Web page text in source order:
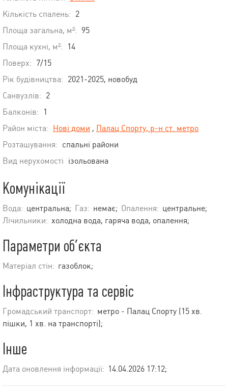
Кількість спалень: 2
Площа загальна, м²: 95
Площа кухні, м²:
14
Поверх: 7/15
Рік будівництва: 2021-2025, новобуд
Санвузлів: 2
Балконів:
1
Район міста: Нові доми , Палац Спорту, р-н ст. метро
Розташування: спальні райони
Вид нерухомості ізольована
Комунікації
Вода: центральна; Газ: немає; Опалення: центральне;
Лічильники: холодна вода, гаряча вода, опалення;
Параметри об’єкта
Матеріал стін: газоблок;
Інфраструктура та сервіс
Громадський транспорт: метро - Палац Спорту (15 хв.
пішки, 1 хв. на транспорті);
Інше
Дата оновлення інформації: 14.04.2026 17:12;